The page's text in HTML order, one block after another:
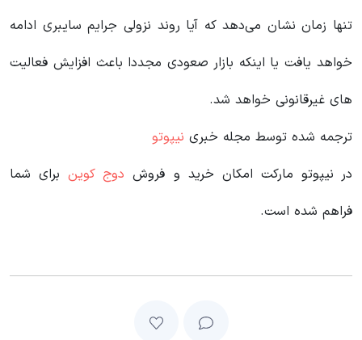
تنها زمان نشان می‌دهد که آیا روند نزولی جرایم سایبری ادامه
خواهد یافت یا اینکه بازار صعودی مجددا باعث افزایش فعالیت
های غیرقانونی خواهد شد.
ترجمه شده توسط مجله خبری نیپوتو
در نیپوتو مارکت امکان خرید و فروش دوج کوینبرای شما
فراهم شده است.